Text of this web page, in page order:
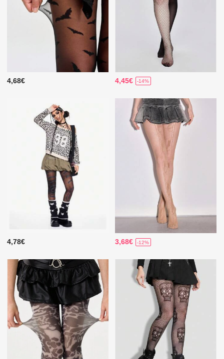
4,68€ 4,45€ -14%
4,78€ 3,68€ -12%